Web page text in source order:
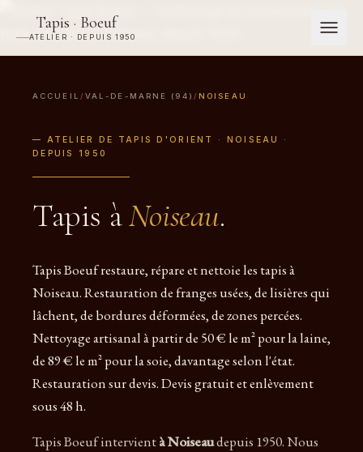
Tapis · Boeuf
ATELIER · DEPUIS 1950
ACCUEIL / VAL-DE-MARNE (94) / NOISEAU
— ATELIER DE TAPIS D'ORIENT · NOISEAU ·
DEPUIS 1950
Tapis àNoiseau.
Tapis Boeuf restaure, répare et nettoie les tapis à
Noiseau. Restauration de franges usées, de lisières qui
lâchent, de bordures déformées, de zones percées.
Nettoyage artisanal à partir de 50 € le m² pour la laine,
de 89 € le m² pour la soie, davantage selon l'état.
Restauration sur devis. Devis gratuit et enlèvement
sous 48 h.
Tapis Boeuf intervientà Noiseaudepuis 1950. Nous